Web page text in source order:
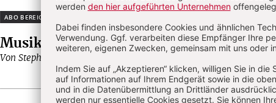
Plus
Musik Damit die Botschaft ins Herz sinkt
Von Stephan Langer